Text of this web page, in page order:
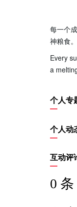
每一个
神粮食。
Every
a
个人专
个人动
互动评
0